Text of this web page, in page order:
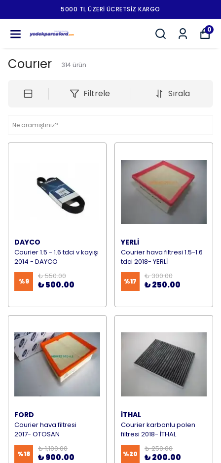
5000 TL ÜZERI ÜCRETSIZ KARGO
0
Courıer 314 ürün
Filtrele Sırala
DAYCO
Courier 1.5 - 1.6 tdci v kayışı
2014 - DAYCO
%9
₺ 550.00
₺ 500.00
YERLİ
Courier hava filtresi 1.5-1.6
tdci 2018- YERLİ
%17
₺ 300.00
₺ 250.00
FORD
Courier hava filtresi
2017- OTOSAN
%18
₺ 1,100.00
₺ 900.00
İTHAL
Courier karbonlu polen
filtresi 2018- İTHAL
%20
₺ 250.00
₺ 200.00